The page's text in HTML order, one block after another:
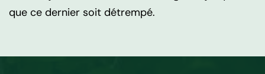
que ce dernier soit détrempé.